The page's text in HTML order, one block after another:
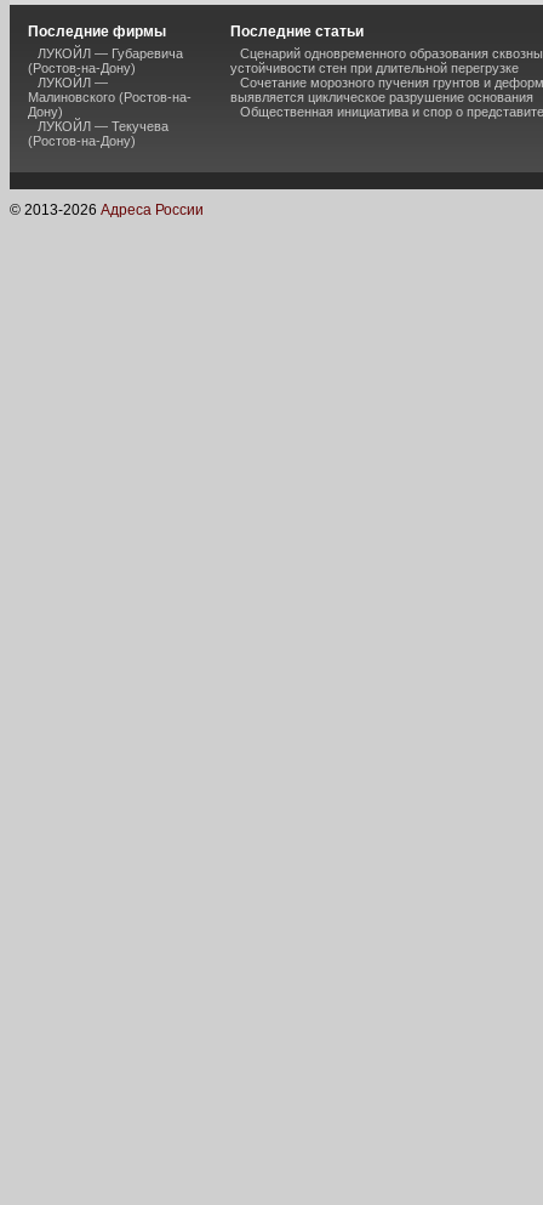
Последние фирмы
ЛУКОЙЛ — Губаревича
(Ростов-на-Дону)
ЛУКОЙЛ —
Малиновского (Ростов-на-
Дону)
ЛУКОЙЛ — Текучева
(Ростов-на-Дону)
Последние статьи
Сценарий одновременного образования
устойчивости стен при длительной перегрузке
Сочетание морозного пучения грунтов и
выявляется циклическое разрушение основания
Общественная инициатива и спор о
© 2013-2026 Адреса России